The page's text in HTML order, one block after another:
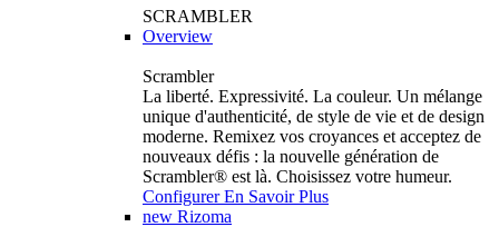
SCRAMBLER
Overview
Scrambler
La liberté. Expressivité. La couleur. Un mélange
unique d'authenticité, de style de vie et de design
moderne. Remixez vos croyances et acceptez de
nouveaux défis : la nouvelle génération de
Scrambler®️ est là. Choisissez votre humeur.
Configurer En Savoir Plus
new Rizoma